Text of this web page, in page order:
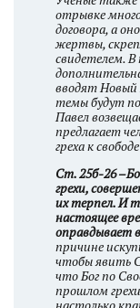
отрывке
договора, а
жертвы,
свидетелем. В
вводят
темы будут
Павел
предлагает
греха к
Ст. 25б-26
грехи,
их терпел. И
настоящее
оправдывает
причине
чтобы явить
что Бог по
прошлом